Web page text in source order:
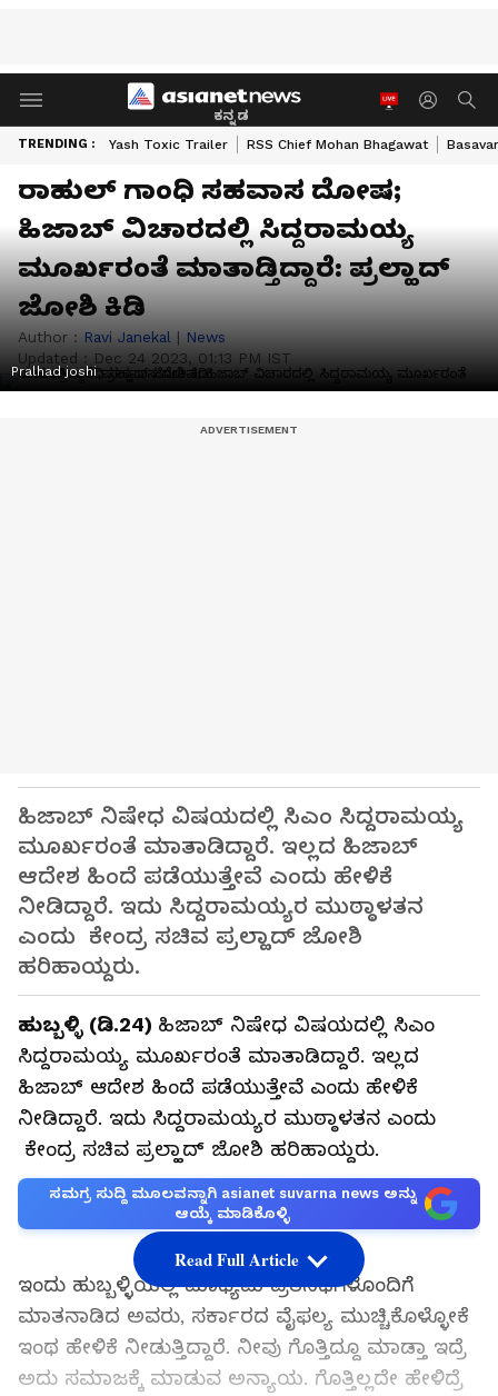
ಕನ್ನಡ
TRENDING : Yash Toxic Trailer RSS Chief Mohan Bhagawat
ರಾಹುಲ್‌ ಗಾಂಧಿ ಸಹವಾಸ ದೋಷ;
ಹಿಜಾಬ್ ವಿಚಾರದಲ್ಲಿ ಸಿದ್ದರಾಮಯ್ಯ
ಮೂರ್ಖರಂತೆ ಮಾತಾಡ್ತಿದ್ದಾರೆ: ಪ್ರಲ್ಹಾದ್
ಜೋಶಿ ಕಿಡಿ
Author : Ravi Janekal | News
Updated : Dec 24 2023, 01:13 PM IST
Pralhad joshi
ಹಿಜಾಬ್ ನಿಷೇಧ ವಿಷಯದಲ್ಲಿ ಸಿಎಂ ಸಿದ್ದರಾಮಯ್ಯ
ಮೂರ್ಖರಂತೆ ಮಾತಾಡಿದ್ದಾರೆ. ಇಲ್ಲದ ಹಿಜಾಬ್
ಆದೇಶ ಹಿಂದೆ ಪಡೆಯುತ್ತೇವೆ ಎಂದು ಹೇಳಿಕೆ
ನೀಡಿದ್ದಾರೆ. ಇದು ಸಿದ್ದರಾಮಯ್ಯರ ಮುಠ್ಠಾಳತನ
ಎಂದು ಕೇಂದ್ರ ಸಚಿವ ಪ್ರಲ್ಹಾದ್ ಜೋಶಿ
ಹರಿಹಾಯ್ದರು.
ಹುಬ್ಬಳ್ಳಿ (ಡಿ.24) ಹಿಜಾಬ್ ನಿಷೇಧ ವಿಷಯದಲ್ಲಿ ಸಿಎಂ
ಸಿದ್ದರಾಮಯ್ಯ ಮೂರ್ಖರಂತೆ ಮಾತಾಡಿದ್ದಾರೆ. ಇಲ್ಲದ
ಹಿಜಾಬ್ ಆದೇಶ ಹಿಂದೆ ಪಡೆಯುತ್ತೇವೆ ಎಂದು ಹೇಳಿಕೆ
ನೀಡಿದ್ದಾರೆ. ಇದು ಸಿದ್ದರಾಮಯ್ಯರ ಮುಠ್ಠಾಳತನ ಎಂದು
ಕೇಂದ್ರ ಸಚಿವ ಪ್ರಲ್ಹಾದ್ ಜೋಶಿ ಹರಿಹಾಯ್ದರು.
ಸಮಗ್ರ ಸುದ್ದಿ ಮೂಲವನ್ನಾಗಿ asianet suvarna news ಅನ್ನು
ಆಯ್ಕೆ ಮಾಡಿಕೊಳ್ಳಿ
ಇಂದು ಹುಬ್ಬಳ್ಳಿಯಲ್ಲಿ ಮಾಧ್ಯಮ ಪ್ರತಿನಿಧಿಗಳೊಂದಿಗೆ
ಮಾತನಾಡಿದ ಅವರು, ಸರ್ಕಾರದ ವೈಫಲ್ಯ ಮುಚ್ಚಿಕೊಳ್ಳೋಕೆ
ಇಂಥ ಹೇಳಿಕೆ ನೀಡುತ್ತಿದ್ದಾರೆ. ನೀವು ಗೊತ್ತಿದ್ದೂ ಮಾಡ್ತಾ ಇದ್ರೆ
ಅದು ಸಮಾಜಕ್ಕೆ ಮಾಡುವ ಅನ್ಯಾಯ. ಗೊತ್ತಿಲ್ಲದೇ ಹೇಳಿದ್ರೆ
Read Full Article